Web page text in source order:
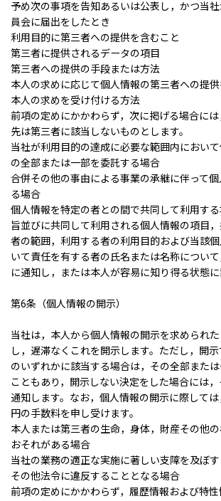
予め次の事項を告知あるいは公表し，かつ当
員会に届出をしたとき
利用目的に第三者への提供を含むこと
第三者に提供されるデータの項目
第三者への提供の手段または方法
本人の求めに応じて個人情報の第三者への提
本人の求めを受け付ける方法
前項の定めにかかわらず，次に掲げる場合に
先は第三者に該当しないものとします。
当社が利用目的の達成に必要な範囲内におい
の全部または一部を委託する場合
合併その他の事由による事業の承継に伴って
る場合
個人情報を特定の者との間で共同して利用す
旨並びに共同して利用される個人情報の項目
者の範囲，利用する者の利用目的および当該
いて責任を有する者の氏名または名称につい
に通知し，または本人が容易に知り得る状態
第6条（個人情報の開示）
当社は，本人から個人情報の開示を求められ
し，遅滞なくこれを開示します。ただし，開
のいずれかに該当する場合は，その全部また
こともあり，開示しない決定をした場合には，
通知します。なお，個人情報の開示に際して
円の手数料を申し受けます。
本人または第三者の生命，身体，財産その他
おそれがある場合
当社の業務の適正な実施に著しい支障を及ぼ
その他法令に違反することとなる場合
前項の定めにかかわらず，履歴情報および特